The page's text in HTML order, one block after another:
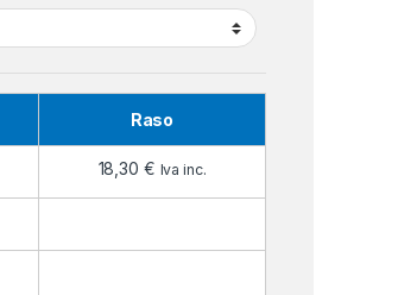
Raso
18,30 € Iva inc.